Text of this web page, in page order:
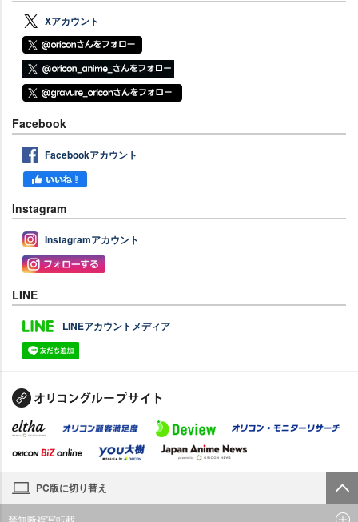
Xアカウント
Facebook
Facebookアカウント
Instagram
Instagramアカウント
LINE
LINEアカウントメディア
PC版に切り替え
禁無断複写転載